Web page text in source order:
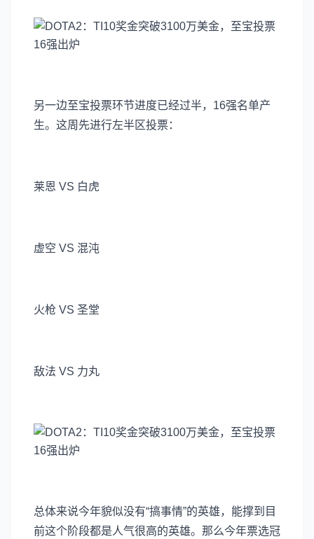
另一边至宝投票环节进度已经过半，16强名单产
生。这周先进行左半区投票：
莱恩 VS 白虎
虚空 VS 混沌
火枪 VS 圣堂
敌法 VS 力丸
总体来说今年貌似没有“搞事情”的英雄，能撑到目
前这个阶段都是人气很高的英雄。那么今年票选冠